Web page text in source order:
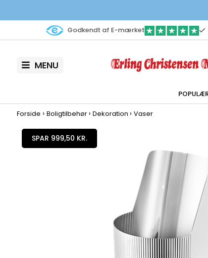
Godkendt af E-mærket
MENU
Forside › Boligtilbehør › Dekoration › Vaser
SPAR 999,50 KR.